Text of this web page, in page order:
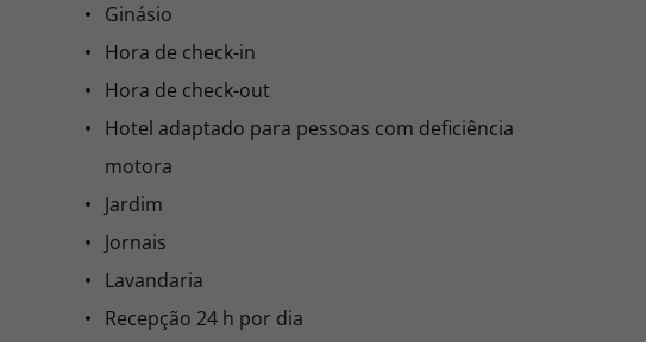
Ginásio
Hora de check-in
Hora de check-out
Hotel adaptado para pessoas com deficiência
motora
Jardim
Jornais
Lavandaria
Recepção 24 h por dia